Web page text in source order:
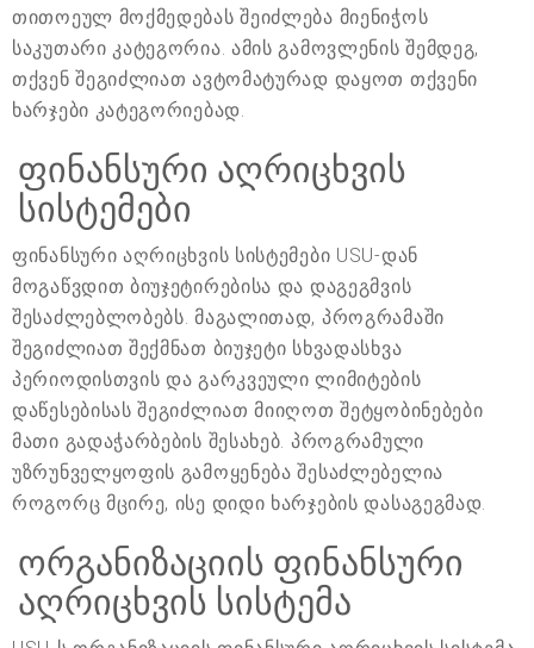
თითოეულ მოქმედებას შეიძლება მიენიჭოს
საკუთარი კატეგორია. ამის გამოვლენის შემდეგ,
თქვენ შეგიძლიათ ავტომატურად დაყოთ თქვენი
ხარჯები კატეგორიებად.
ფინანსური აღრიცხვის
სისტემები
ფინანსური აღრიცხვის სისტემები USU-დან
მოგაწვდით ბიუჯეტირებისა და დაგეგმვის
შესაძლებლობებს. მაგალითად, პროგრამაში
შეგიძლიათ შექმნათ ბიუჯეტი სხვადასხვა
პერიოდისთვის და გარკვეული ლიმიტების
დაწესებისას შეგიძლიათ მიიღოთ შეტყობინებები
მათი გადაჭარბების შესახებ. პროგრამული
უზრუნველყოფის გამოყენება შესაძლებელია
როგორც მცირე, ისე დიდი ხარჯების დასაგეგმად.
ორგანიზაციის ფინანსური
აღრიცხვის სისტემა